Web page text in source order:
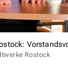
Rostock